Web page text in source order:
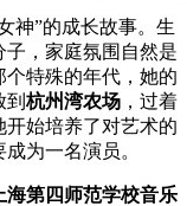
神”的成长故事。生
子，家庭氛围自然是
特殊的年代，她的
杭州湾农场 ，过着
始培养了对艺术的
为一名演员。
海第四师范学校音乐